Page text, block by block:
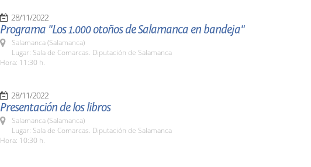
28/11/2022
Programa "Los 1.000 otoños de Salamanca en bandeja"
Salamanca (Salamanca)
Lugar: Sala de Comarcas. Diputación de Salamanca
Hora: 11:30 h.
28/11/2022
Presentación de los libros
Salamanca (Salamanca)
Lugar: Sala de Comarcas. Diputación de Salamanca
Hora: 10:30 h.